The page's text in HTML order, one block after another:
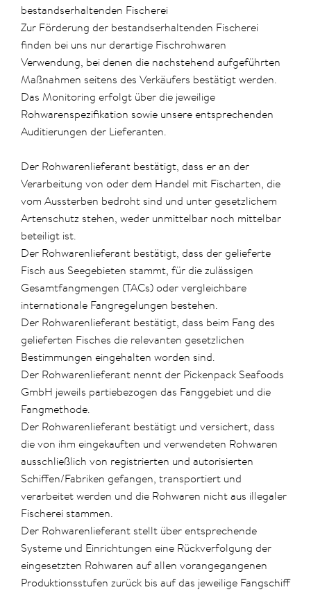
bestandserhaltenden Fischerei
Zur Förderung der bestandserhaltenden Fischerei
finden bei uns nur derartige Fischrohwaren
Verwendung, bei denen die nachstehend aufgeführten
Maßnahmen seitens des Verkäufers bestätigt werden.
Das Monitoring erfolgt über die jeweilige
Rohwarenspezifikation sowie unsere entsprechenden
Auditierungen der Lieferanten.
Der Rohwarenlieferant bestätigt, dass er an der
Verarbeitung von oder dem Handel mit Fischarten, die
vom Aussterben bedroht sind und unter gesetzlichem
Artenschutz stehen, weder unmittelbar noch mittelbar
beteiligt ist.
Der Rohwarenlieferant bestätigt, dass der gelieferte
Fisch aus Seegebieten stammt, für die zulässigen
Gesamtfangmengen (TACs) oder vergleichbare
internationale Fangregelungen bestehen.
Der Rohwarenlieferant bestätigt, dass beim Fang des
gelieferten Fisches die relevanten gesetzlichen
Bestimmungen eingehalten worden sind.
Der Rohwarenlieferant nennt der Pickenpack Seafoods
GmbH jeweils partiebezogen das Fanggebiet und die
Fangmethode.
Der Rohwarenlieferant bestätigt und versichert, dass
die von ihm eingekauften und verwendeten Rohwaren
ausschließlich von registrierten und autorisierten
Schiffen/Fabriken gefangen, transportiert und
verarbeitet werden und die Rohwaren nicht aus illegaler
Fischerei stammen.
Der Rohwarenlieferant stellt über entsprechende
Systeme und Einrichtungen eine Rückverfolgung der
eingesetzten Rohwaren auf allen vorangegangenen
Produktionsstufen zurück bis auf das jeweilige Fangschiff